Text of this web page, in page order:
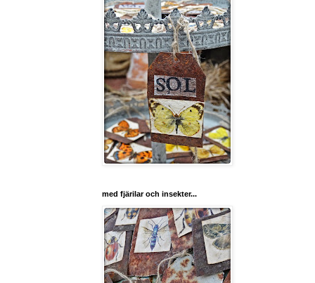
med fjärilar och insekter...